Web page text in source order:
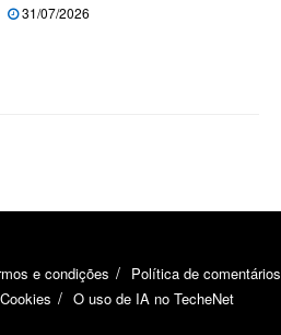
31/07/2026
e condições
Política de comentários
O uso de IA no TecheNet